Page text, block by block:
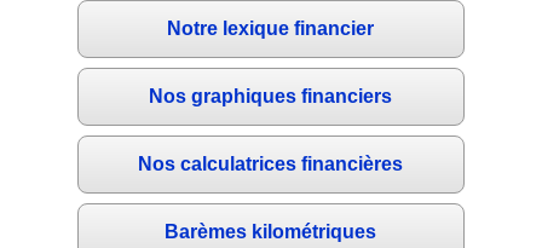
Notre lexique financier
Nos graphiques financiers
Nos calculatrices financières
Barèmes kilométriques